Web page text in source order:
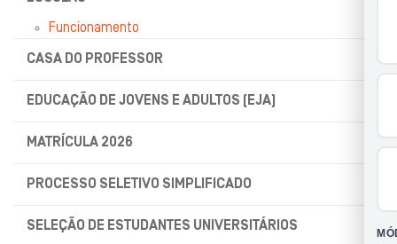
Funcionamento
CASA DO PROFESSOR
EDUCAÇÃO DE JOVENS E ADULTOS (EJA)
MATRÍCULA 2026
PROCESSO SELETIVO SIMPLIFICADO
SELEÇÃO DE ESTUDANTES UNIVERSITÁRIOS